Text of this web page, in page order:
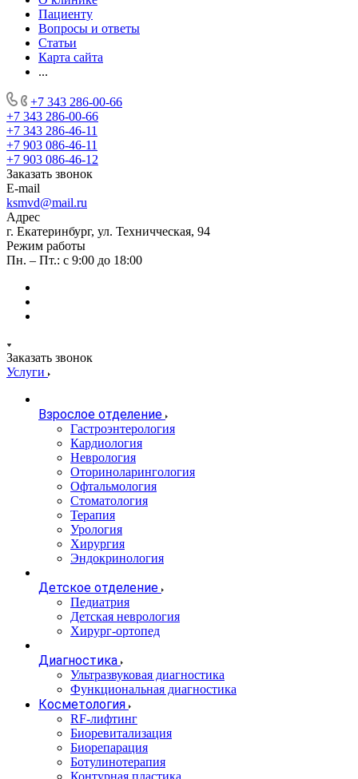
Пациенту
Вопросы и ответы
Статьи
Карта сайта
...
+7 343 286-00-66
+7 343 286-00-66
+7 343 286-46-11
+7 903 086-46-11
+7 903 086-46-12
Заказать звонок
E-mail
ksmvd@mail.ru
Адрес
г. Екатеринбург, ул. Техничческая, 94
Режим работы
Пн. – Пт.: с 9:00 до 18:00
Заказать звонок
Услуги
Взрослое отделение
Гастроэнтерология
Кардиология
Неврология
Оториноларингология
Офтальмология
Стоматология
Терапия
Урология
Хирургия
Эндокринология
Детское отделение
Педиатрия
Детская неврология
Хирург-ортопед
Диагностика
Ультразвуковая диагностика
Функциональная диагностика
Косметология
RF-лифтинг
Биоревитализация
Биорепарация
Ботулинотерапия
Контурная пластика